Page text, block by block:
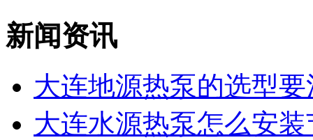
新闻资讯
大连地源热泵的选型
大连水源热泵怎么安